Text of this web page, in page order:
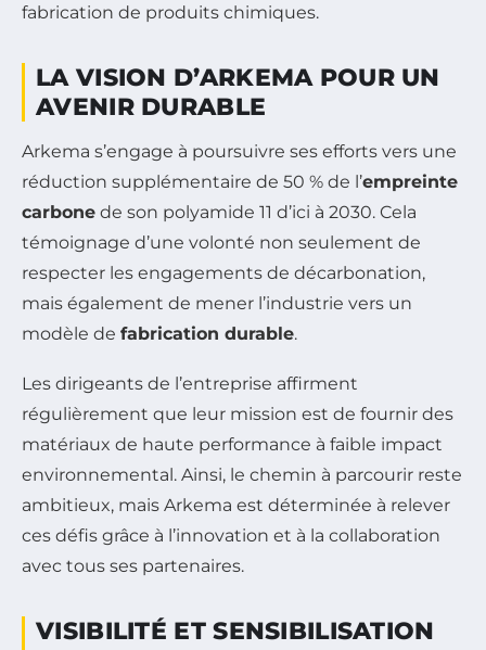
fabrication de produits chimiques.
LA VISION D’ARKEMA POUR UN
AVENIR DURABLE
Arkema s’engage à poursuivre ses efforts vers une
réduction supplémentaire de 50 % de l’empreinte
carbone de son polyamide 11 d’ici à 2030. Cela
témoignage d’une volonté non seulement de
respecter les engagements de décarbonation,
mais également de mener l’industrie vers un
modèle de fabrication durable.
Les dirigeants de l’entreprise affirment
régulièrement que leur mission est de fournir des
matériaux de haute performance à faible impact
environnemental. Ainsi, le chemin à parcourir reste
ambitieux, mais Arkema est déterminée à relever
ces défis grâce à l’innovation et à la collaboration
avec tous ses partenaires.
VISIBILITÉ ET SENSIBILISATION